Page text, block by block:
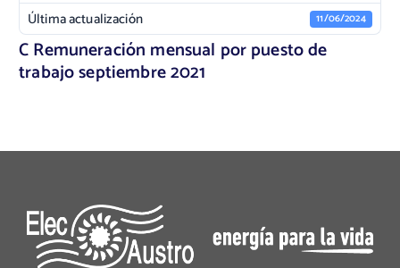
Última actualización 11/06/2024
C Remuneración mensual por puesto de
trabajo septiembre 2021